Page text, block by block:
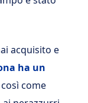
acquisito e
ha un
così come